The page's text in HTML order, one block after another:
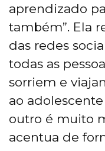
aprendizado
também”. Ela
das redes
todas as
sorriem e
ao
outro é muito
acentua de